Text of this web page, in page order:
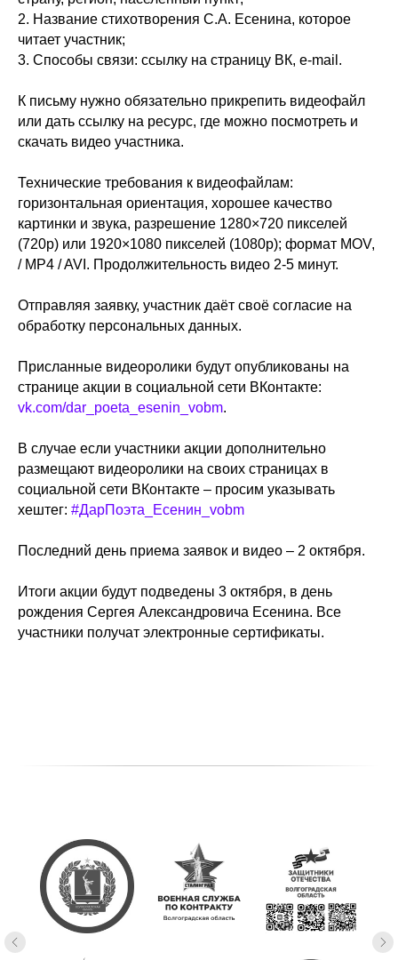
2. Название стихотворения С.А. Есенина, которое
читает участник;
3. Способы связи: ссылку на страницу ВК, e-mail.
К письму нужно обязательно прикрепить видеофайл
или дать ссылку на ресурc, где можно посмотреть и
скачать видео участника.
Технические требования к видеофайлам:
горизонтальная ориентация, хорошее качество
картинки и звука, разрешение 1280×720 пикселей
(720p) или 1920×1080 пикселей (1080p); формат MOV,
/ MP4 / AVI. Продолжительность видео 2-5 минут.
Отправляя заявку, участник даёт своё согласие на
обработку персональных данных.
Присланные видеоролики будут опубликованы на
странице акции в социальной сети ВКонтакте:
vk.com/dar_poeta_esenin_vobm.
В случае если участники акции дополнительно
размещают видеоролики на своих страницах в
социальной сети ВКонтакте – просим указывать
хештег: #ДарПоэта_Есенин_vobm
Последний день приема заявок и видео – 2 октября.
Итоги акции будут подведены 3 октября, в день
рождения Сергея Александровича Есенина. Все
участники получат электронные сертификаты.